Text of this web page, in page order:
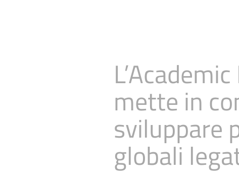
mette in
sviluppare
globali